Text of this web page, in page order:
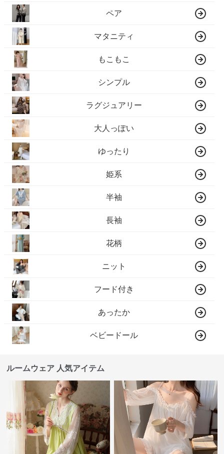
ペア
マタニティ
もこもこ
シンプル
ラグジュアリー
大人っぽい
ゆったり
姫系
半袖
長袖
花柄
ニット
フード付き
あったか
ベビードール
ルームウェア 人気アイテム